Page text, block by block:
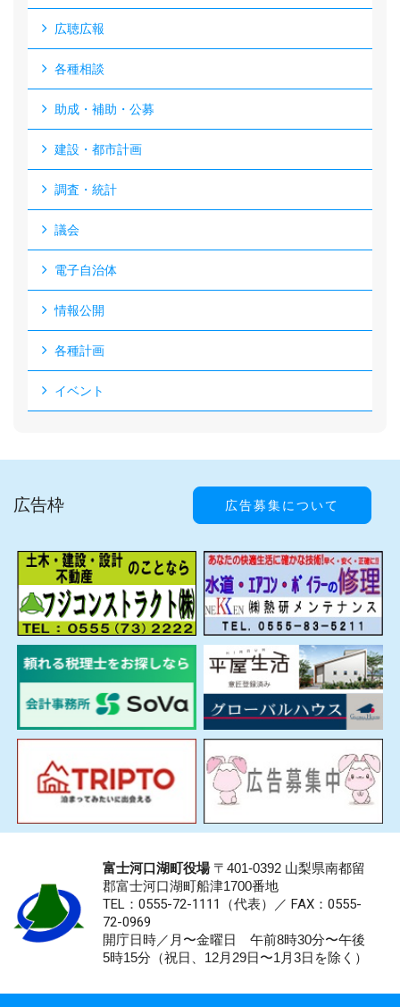
広聴広報
各種相談
助成・補助・公募
建設・都市計画
調査・統計
議会
電子自治体
情報公開
各種計画
イベント
広告枠 広告募集について
富士河口湖町役場〒401-0392 山梨県南都留
郡富士河口湖町船津1700番地
TEL：0555-72-1111 （代表）／ FAX：0555-
72-0969
開庁日時／月〜金曜日 午前8時30分〜午後
5時15分（祝日、12月29日〜1月3日を除く）